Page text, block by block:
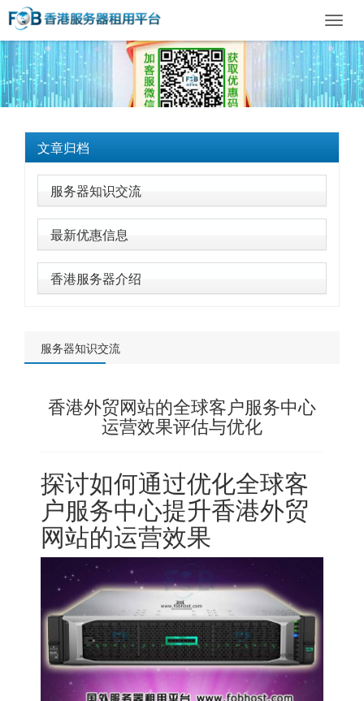
文章归档
服务器知识交流
最新优惠信息
香港服务器介绍
服务器知识交流
香港外贸网站的全球客户服务中心
运营效果评估与优化
探讨如何通过优化全球客
户服务中心提升香港外贸
网站的运营效果